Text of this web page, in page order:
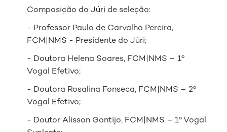
Composição do Júri de seleção:
- Professor Paulo de Carvalho Pereira,
FCM|NMS - Presidente do Júri;
- Doutora Helena Soares, FCM|NMS – 1º
Vogal Efetivo;
- Doutora Rosalina Fonseca, FCM|NMS – 2º
Vogal Efetivo;
- Doutor Alisson Gontijo, FCM|NMS – 1º Vogal